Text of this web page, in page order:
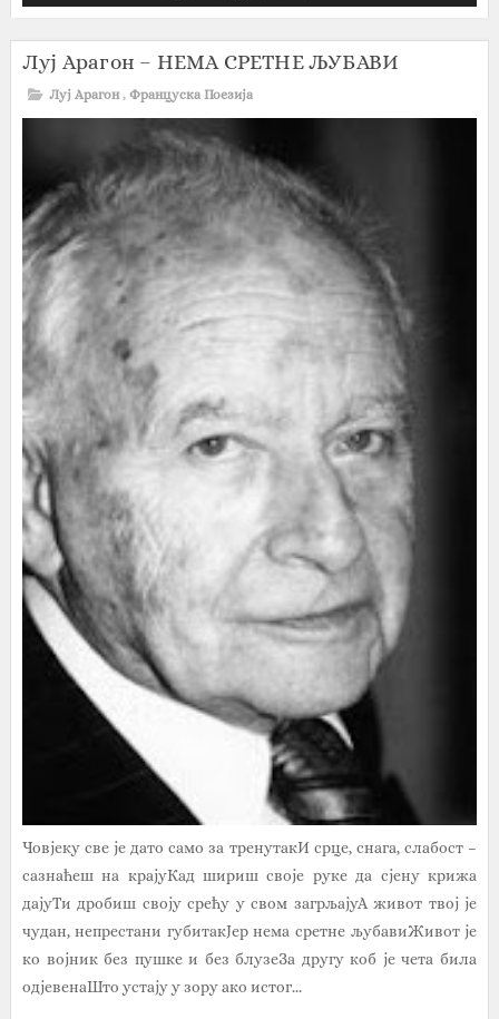
Луј Арагон – НЕМА СРЕТНЕ ЉУБАВИ
Луј Арагон , Француска Поезија
Човјеку све је дато само за тренутакИ срце, снага, слабост –
сазнаћеш на крајуКад шириш своје руке да сјену крижа
дајуТи дробиш своју срећу у свом загрљајуА живот твој је
чудан, непрестани губитакЈер нема сретне љубавиЖивот је
ко војник без пушке и без блузеЗа другу коб је чета била
одјевенаШто устају у зору ако истог...